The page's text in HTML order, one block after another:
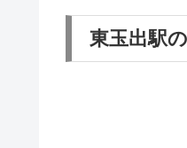
東玉出駅